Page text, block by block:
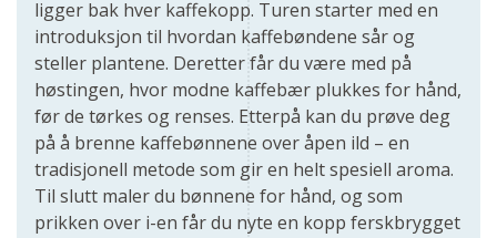
ligger bak hver kaffekopp. Turen starter med en
introduksjon til hvordan kaffebøndene sår og
steller plantene. Deretter får du være med på
høstingen, hvor modne kaffebær plukkes for hånd,
før de tørkes og renses. Etterpå kan du prøve deg
på å brenne kaffebønnene over åpen ild – en
tradisjonell metode som gir en helt spesiell aroma.
Til slutt maler du bønnene for hånd, og som
prikken over i-en får du nyte en kopp ferskbrygget